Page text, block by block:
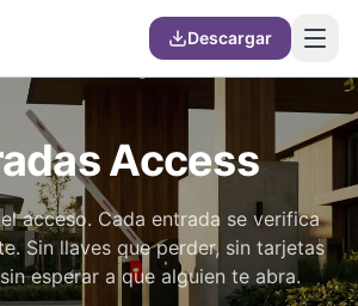
Descargar
Access
acceso. Cada entrada se verifica
Sin llaves que perder, sin tarjetas
esperar a que alguien te abra.